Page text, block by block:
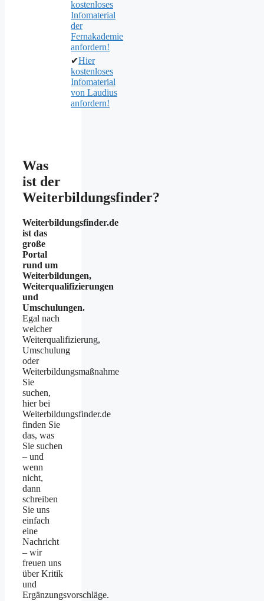
kostenloses
Infomaterial
der
Fernakademie
anfordern!
✔Hier
kostenloses
Infomaterial
von Laudius
anfordern!
Was
ist der
Weiterbildungsfinder?
Weiterbildungsfinder.de
ist das
große
Portal
rund um
Weiterbildungen,
Weiterqualifizierungen
und
Umschulungen.
Egal nach
welcher
Weiterqualifizierung,
Umschulung
oder
Weiterbildungsmaßnahme
Sie
suchen,
hier bei
Weiterbildungsfinder.de
finden Sie
das, was
Sie suchen
– und
wenn
nicht,
dann
schreiben
Sie uns
einfach
eine
Nachricht
– wir
freuen uns
über Kritik
und
Ergänzungsvorschläge.